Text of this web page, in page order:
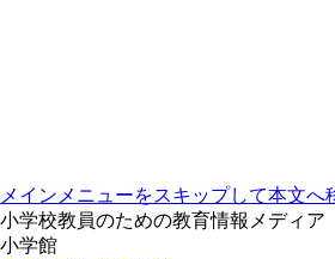
メインメニューをスキップして本文へ
小学校教員のための教育情報メディア
小学館